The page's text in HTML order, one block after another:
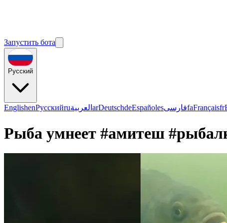
Запустить бота
Русский
EnglishenРусскийruالعربية arDeutschdeEspañolesفارسیfaFrançaisfr
Рыба умнеет #амитеш